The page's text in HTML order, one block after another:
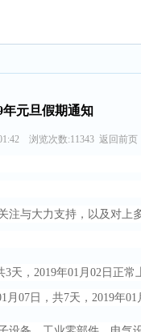
年元旦假期通知
浏览次数:11343 返回前页
与大力支持，以及对上
天，2019年01月02日正常
07日，共7天，2019年01